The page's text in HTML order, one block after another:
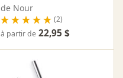
de Nour
(2)
à partir de 22,95 $